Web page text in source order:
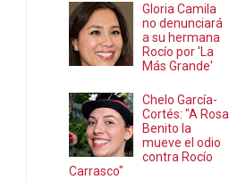
Gloria Camila
no denunciará
a su hermana
Rocío por 'La
Más Grande'
Chelo García-
Cortés: "A Rosa
Benito la
mueve el odio
contra Rocío
Carrasco"